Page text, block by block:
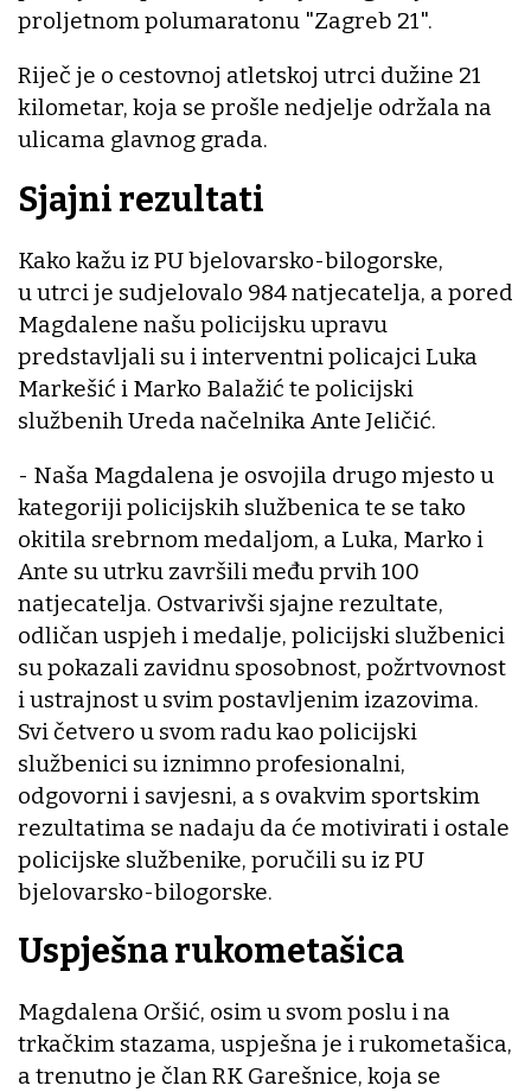
proljetnom polumaratonu "Zagreb 21".
Riječ je o cestovnoj atletskoj utrci dužine 21
kilometar, koja se prošle nedjelje održala na
ulicama glavnog grada.
Sjajni rezultati
Kako kažu iz PU bjelovarsko-bilogorske,
u utrci je sudjelovalo 984 natjecatelja, a pored
Magdalene našu policijsku upravu
predstavljali su i interventni policajci Luka
Markešić i Marko Balažić te policijski
službenih Ureda načelnika Ante Jeličić.
- Naša Magdalena je osvojila drugo mjesto u
kategoriji policijskih službenica te se tako
okitila srebrnom medaljom, a Luka, Marko i
Ante su utrku završili među prvih 100
natjecatelja. Ostvarivši sjajne rezultate,
odličan uspjeh i medalje, policijski službenici
su pokazali zavidnu sposobnost, požrtvovnost
i ustrajnost u svim postavljenim izazovima.
Svi četvero u svom radu kao policijski
službenici su iznimno profesionalni,
odgovorni i savjesni, a s ovakvim sportskim
rezultatima se nadaju da će motivirati i ostale
policijske službenike, poručili su iz PU
bjelovarsko-bilogorske.
Uspješna rukometašica
Magdalena Oršić, osim u svom poslu i na
trkačkim stazama, uspješna je i rukometašica,
a trenutno je član RK Garešnice, koja se